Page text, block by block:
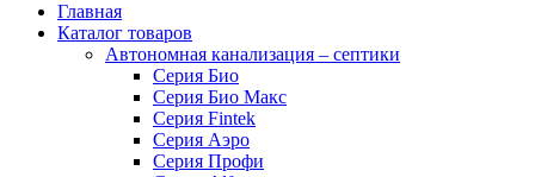
Главная
Каталог товаров
Автономная канализация – септики
Серия Био
Серия Био Макс
Серия Fintek
Серия Аэро
Серия Профи